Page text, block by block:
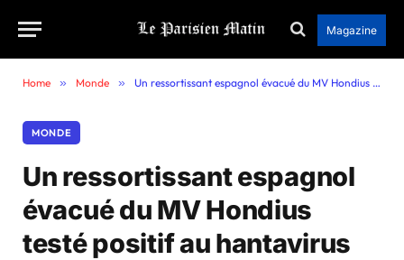
Magazine
Home » Monde » Un ressortissant espagnol évacué du MV Hondius testé positif au hantavirus
MONDE
Un ressortissant espagnol
évacué du MV Hondius
testé positif au hantavirus